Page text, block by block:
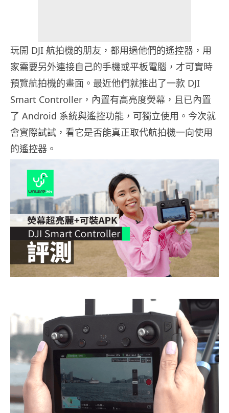
玩開 DJI 航拍機的朋友，都用過他們的遙控器，用
家需要另外連接自己的手機或平板電腦，才可實時
預覽航拍機的畫面。最近他們就推出了一款 DJI
Smart Controller，內置有高亮度熒幕，且已內置
了 Android 系統與遙控功能，可獨立使用。今次就
會實際試試，看它是否能真正取代航拍機一向使用
的遙控器。